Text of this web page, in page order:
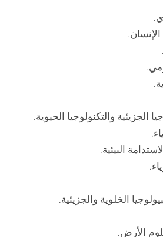
الجزيئية والتكنولوجيا الحيوية.
البيئية.
الخلوية والجزيئية.
الأرض.